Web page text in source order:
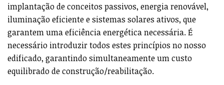
implantação de conceitos passivos, energia renovável,
iluminação eficiente e sistemas solares ativos, que
garantem uma eficiência energética necessária. É
necessário introduzir todos estes princípios no nosso
edificado, garantindo simultaneamente um custo
equilibrado de construção/reabilitação.